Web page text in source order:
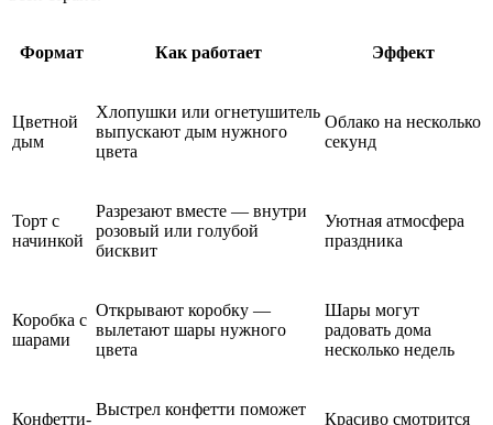
Формат Как работает Эффект
Цветной
дым
Хлопушки или огнетушитель
выпускают дым нужного
цвета
Облако на несколько
секунд
Торт с
начинкой
Разрезают вместе — внутри
розовый или голубой
бисквит
Уютная атмосфера
праздника
Коробка с
шарами
Открывают коробку —
вылетают шары нужного
цвета
Шары могут
радовать дома
несколько недель
Конфетти-
Выстрел конфетти поможет
Красиво смотрится